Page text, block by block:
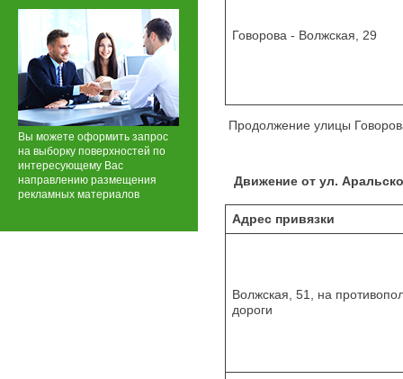
Вы можете оформить запрос
на выборку поверхностей по
интересующему Вас
направлению размещения
рекламных материалов
Говорова - Волжская, 29
Продолжение улицы
Движение от ул.
Адрес привязки
Волжская, 51, на
дороги